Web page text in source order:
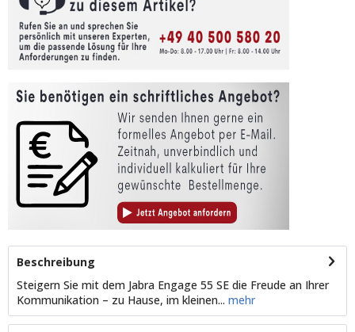
Beschreibung
Steigern Sie mit dem Jabra Engage 55 SE die Freude an Ihrer
Kommunikation – zu Hause, im kleinen... mehr